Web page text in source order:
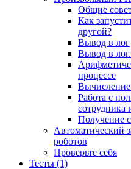
Общие
Как
другой?
Вывод в лог
Вывод в
процессе
Вычисление
Работа с
сотрудника
Получение
Автоматический
роботов
Проверьте себя
Тесты (1)